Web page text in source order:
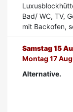
Bad/ WC, TV,
mit Backofen,
Samstag 15
Montag 17
Alternative.